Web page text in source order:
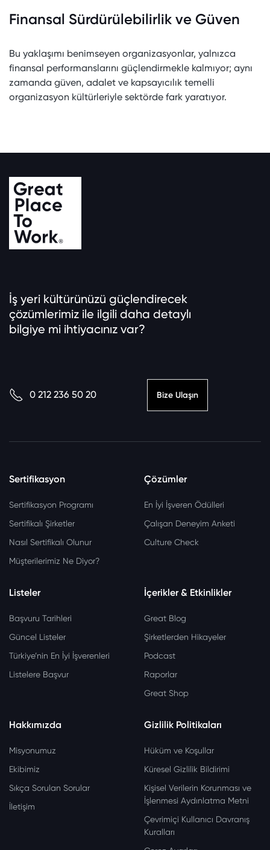
Finansal Sürdürülebilirlik ve Güven
Bu yaklaşımı benimseyen organizasyonlar, yalnızca
finansal performanslarını güçlendirmekle kalmıyor; aynı
zamanda güven, adalet ve kapsayıcılık temelli
organizasyon kültürleriyle sektörde fark yaratıyor.
İş yeri kültürünüzü güçlendirecek
çözümlerimiz ile ilgili daha detaylı
bilgiye mi ihtiyacınız var?
0 212 236 50 20 Bize Ulaşın
Sertifikasyon
Sertifikasyon Programı
Sertifikalı Şirketler
Nasıl Sertifikalı Olunur
Müşterilerimiz Ne Diyor?
Çözümler
En İyi İşveren Ödülleri
Çalışan Deneyim Anketi
Culture Check
Listeler
Başvuru Tarihleri
Güncel Listeler
Türkiye’nin En İyi İşverenleri
Listelere Başvur
İçerikler & Etkinlikler
Great Blog
Şirketlerden Hikayeler
Podcast
Raporlar
Great Shop
Hakkımızda
Misyonumuz
Ekibimiz
Sıkça Sorulan Sorular
İletişim
Gizlilik Politikaları
Hüküm ve Koşullar
Küresel Gizlilik Bildirimi
Kişisel Verilerin Korunması ve
İşlenmesi Aydınlatma Metni
Çevrimiçi Kullanıcı Davranış
Kuralları